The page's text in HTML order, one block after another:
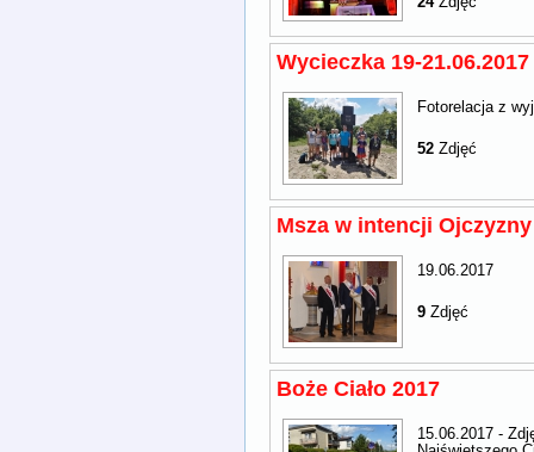
Wycieczka 19-21.06.2017
Fotorelacja z
52 Zdjęć
Msza w intencji
19.06.2017
9 Zdjęć
Boże Ciało 2017
15.06.2017 -